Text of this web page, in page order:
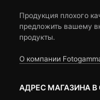
Продукция плохого
предложить вашему
продукты.
О компании
АДРЕС МАГАЗИНА В